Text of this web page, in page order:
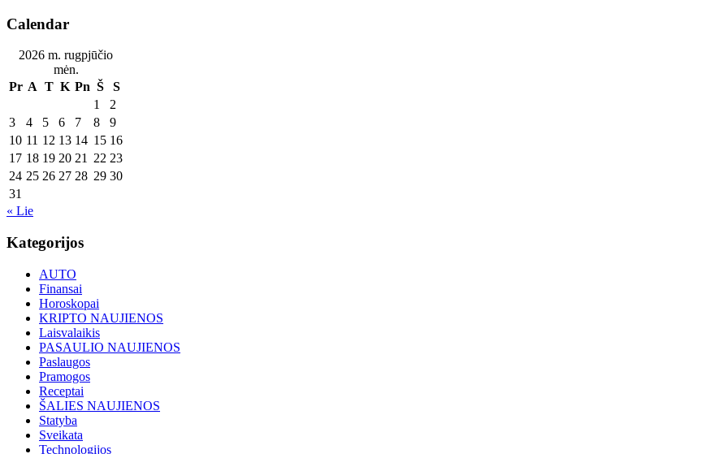
Calendar
2026 m. rugpjūčio
mėn.
Pr A T K Pn Š
S
1
2
3
4 5 6 7 8
9
10 11 12 13 14 15 16
17 18 19 20 21 22 23
24 25 26 27 28 29 30
31
« Lie
Kategorijos
AUTO
Finansai
Horoskopai
KRIPTO NAUJIENOS
Laisvalaikis
PASAULIO NAUJIENOS
Paslaugos
Pramogos
Receptai
ŠALIES NAUJIENOS
Statyba
Sveikata
Technologijos